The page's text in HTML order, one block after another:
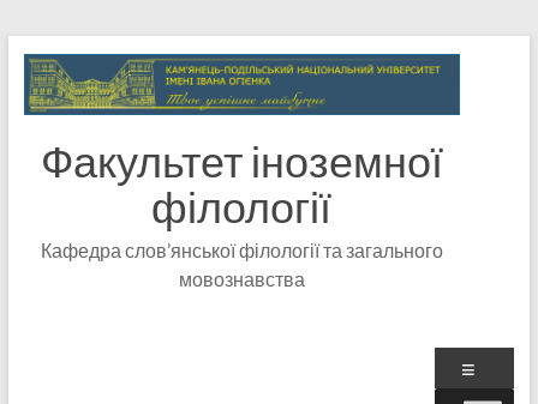
Факультет іноземної
філології
Кафедра слов’янської філології та загального
мовознавства